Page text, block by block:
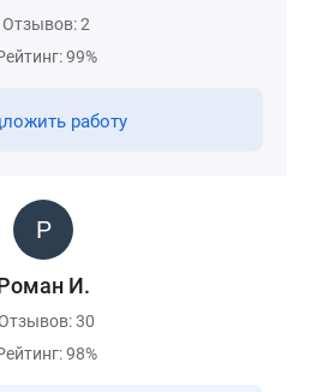
Отзывов: 2
99%
работу
И.
30
98%